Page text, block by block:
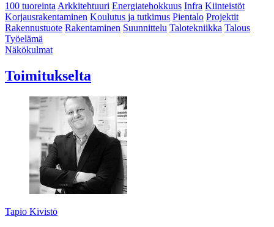
100 tuoreintaArkkitehtuuri Energiatehokkuus Infra Kiinteistöt
Korjausrakentaminen Koulutus ja tutkimus Pientalo Projektit
Rakennustuote Rakentaminen Suunnittelu Talotekniikka Talous
Työelämä
Näkökulmat
Toimitukselta
Tapio Kivistö